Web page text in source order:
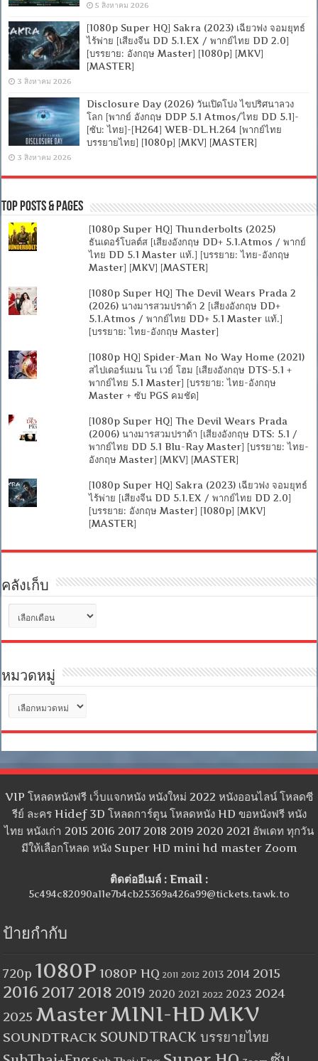
5 สิงหาคม 2026
[1080p Super HQ] Sakra (2023) เฉียวฟง จอมยุทธ์
ไร้พ่าย [เสียงจีน DD 5.1.EX / พากย์ไทย DD 2.0]
[บรรยาย: อังกฤษ Master] [1080p] [MKV]
[MASTER]
3 สิงหาคม 2026
Disclosure Day (2026) วันเปิดโปง ไขปริศนาลวง
โลก [พากย์ อังกฤษ DDP 5.1 Atmos/ไทย DD 5.1]-
[ซับ: ไทย]-[H264] WEB-DL.H.264 [พากย์ไทย
บรรยายไทย] [1080p] [MKV] [MASTER]
3 สิงหาคม 2026
Top Posts & Pages
[1080p Super HQ] Thunderbolts (2025)
ธันเดอร์โบลต์ส [เสียงอังกฤษ DD+ 5.1.Atmos / พากย์
ไทย DD 5.1 Master แท้.] [บรรยาย: ไทย-อังกฤษ
Master] [MKV] [MASTER]
[1080p Super HQ] The Devil Wears Prada 2
(2026) นางมารสวมปราด้า 2 [เสียงอังกฤษ DD+
5.1.Atmos / พากย์ไทย DD+ 5.1 Master แท้.]
[บรรยาย: ไทย-อังกฤษ Master]
[1080p HQ] Spider-Man No Way Home (2021)
สไปเดอร์แมน โน เวย์ โฮม [เสียงอังกฤษ DTS-5.1 +
พากย์ไทย 5.1 Master] [บรรยาย: ไทย-อังกฤษ
Master + ซับ PGS คมชัด]
[1080p Super HQ] The Devil Wears Prada
(2006) นางมารสวมปราด้า [เสียงอังกฤษ DTS: 5.1 /
พากย์ไทย DD 5.1 Blu-Ray Master] [บรรยาย: ไทย-
อังกฤษ Master] [MKV] [MASTER]
[1080p Super HQ] Sakra (2023) เฉียวฟง จอมยุทธ์
ไร้พ่าย [เสียงจีน DD 5.1.EX / พากย์ไทย DD 2.0]
[บรรยาย: อังกฤษ Master] [1080p] [MKV]
[MASTER]
คลังเก็บ
คลัง
เก็บ
หมวดหมู่
หมวด
หมู่
VIP โหลดหนังฟรี เว็บแจกหนัง หนังใหม่ 2022 หนังออนไลน์ โหลดซี
รีย์ ละคร Hidef 3D โหลดการ์ตูน โหลดหนัง HD ขอหนังฟรี หนัง
ไทย หนังเก่า 2015 2016 2017 2018 2019 2020 2021 อัพเดท ทุกวัน
มีให้เลือกโหลด หนัง Super HD mini hd master Zoom
ติดต่ออีเมล์ : Email :
5c494c82090a11e7b4cb25369a426a99@tickets.tawk.to
ป้ายกำกับ
720p 1080P 1080P HQ 2011 2012 2013 2014 2015
2016 2017 2018 2019 2020 2021 2022 2023 2024
2025 MasterMINI-HDMKV
SOUNDTRACK SOUNDTRACK บรรยายไทย